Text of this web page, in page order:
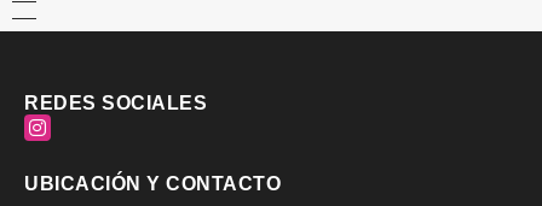
REDES SOCIALES
Instagram
UBICACIÓN Y CONTACTO